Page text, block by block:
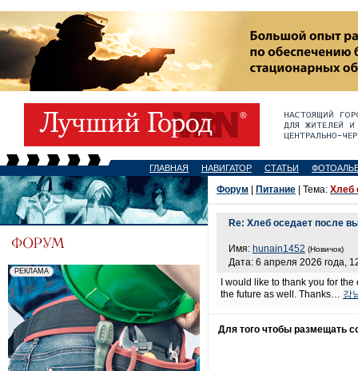
ГЛАВНАЯ НАВИГАТОР СТАТЬИ
Форум Питание | Тема: Хлеб
Re: Хлеб оседает после
Имя: hunain1452 (Новичок)
Дата: 6 апреля 2026 года,
I would like to thank you for
the future as well. Thanks… 강
Для того чтобы размещать